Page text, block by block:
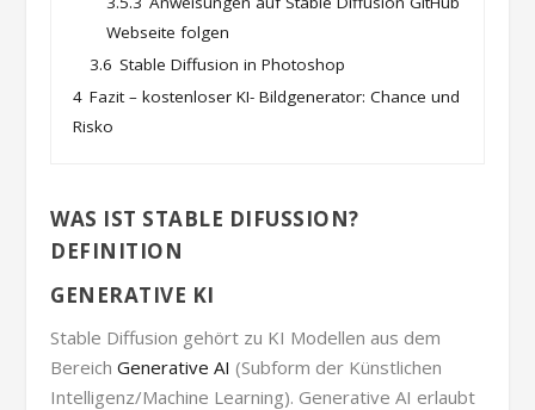
Webseite folgen
3.6 Stable Diffusion in Photoshop
4 Fazit – kostenloser KI- Bildgenerator: Chance und
Risko
WAS IST STABLE DIFUSSION?
DEFINITION
GENERATIVE KI
Stable Diffusion gehört zu KI Modellen aus dem
BereichGenerative AI (Subform der Künstlichen
Intelligenz/Machine Learning). Generative AI erlaubt